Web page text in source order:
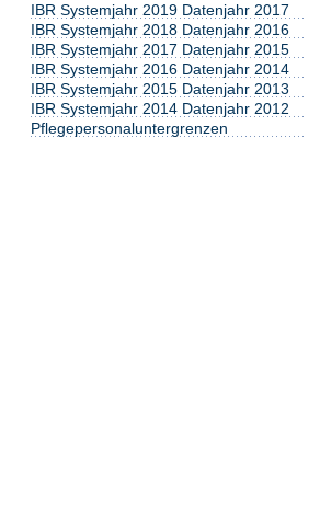
IBR Systemjahr 2019 Datenjahr 2017
IBR Systemjahr 2018 Datenjahr 2016
IBR Systemjahr 2017 Datenjahr 2015
IBR Systemjahr 2016 Datenjahr 2014
IBR Systemjahr 2015 Datenjahr 2013
IBR Systemjahr 2014 Datenjahr 2012
Pflegepersonaluntergrenzen